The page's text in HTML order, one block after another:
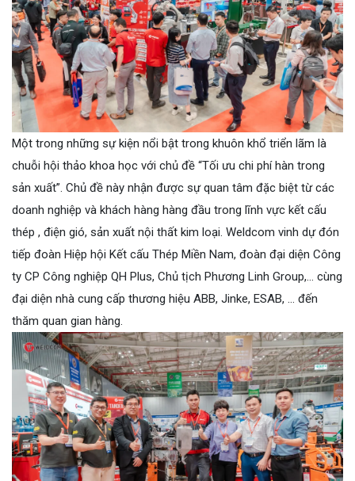
Một trong những sự kiện nổi bật trong khuôn khổ triển lãm là
chuỗi hội thảo khoa học với chủ đề “Tối ưu chi phí hàn trong
sản xuất”. Chủ đề này nhận được sự quan tâm đặc biệt từ các
doanh nghiệp và khách hàng hàng đầu trong lĩnh vực kết cấu
thép , điện gió, sản xuất nội thất kim loại. Weldcom vinh dự đón
tiếp đoàn Hiệp hội Kết cấu Thép Miền Nam, đoàn đại diện Công
ty CP Công nghiệp QH Plus, Chủ tịch Phương Linh Group,... cùng
đại diện nhà cung cấp thương hiệu ABB, Jinke, ESAB, … đến
thăm quan gian hàng.